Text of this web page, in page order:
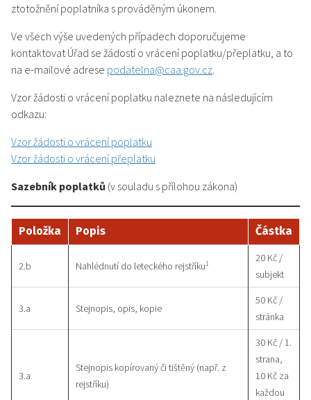
ztotožnění poplatníka s prováděným úkonem.
Ve všech výše uvedených případech doporučujeme
kontaktovat Úřad se žádostí o vrácení poplatku/přeplatku, a to
na e-mailové adrese podatelna@caa.gov.cz.
Vzor žádosti o vrácení poplatku naleznete na následujícím
odkazu:
Vzor žádosti o vrácení poplatku
Vzor žádosti o vrácení přeplatku
Sazebník poplatků (v souladu s přílohou zákona)
Položka Popis Částka
2.b Nahlédnutí do leteckého rejstříku1
20 Kč /
subjekt
3.a Stejnopis, opis, kopie
50 Kč /
stránka
3.a
Stejnopis kopírovaný či tištěný (např. z
rejstříku)
30 Kč / 1.
strana,
10 Kč za
každou